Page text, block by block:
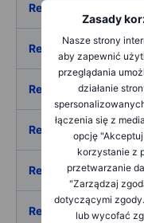
Zasady
Nasze strony
aby zapewnić
przeglądania
działanie
łączenia się z
opcję
korzystanie z
przetwarzanie
"Zarządzaj
dotyczącymi
lub wycofać
Republic Services Inc.
Research Alliance
Research Frontiers
Research Solutions
Reservoir Media Inc.
Resideo